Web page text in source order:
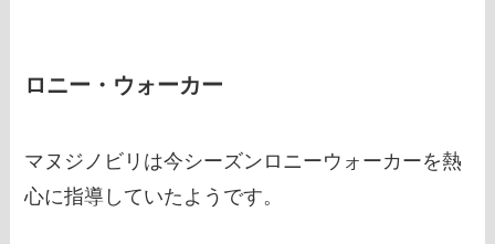
ロニー・ウォーカー
マヌジノビリは今シーズンロニーウォーカーを熱
心に指導していたようです。